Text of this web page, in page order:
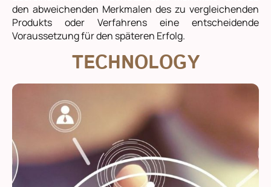
den abweichenden Merkmalen des zu vergleichenden
Produkts oder Verfahrens eine entscheidende
Voraussetzung für den späteren Erfolg.
TECHNOLOGY